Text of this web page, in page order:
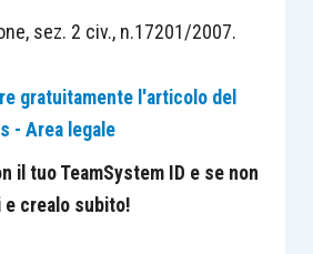
sez. 2 civ., n.17201/2007.
gratuitamente l'articolo del
- Area legale
il tuo TeamSystem ID e se non
crealo subito!